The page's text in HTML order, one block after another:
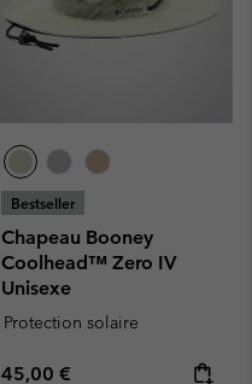
Bestseller
Chapeau Booney
Coolhead™ Zero IV
Unisexe
Protection solaire
Regular price:
45,00 €